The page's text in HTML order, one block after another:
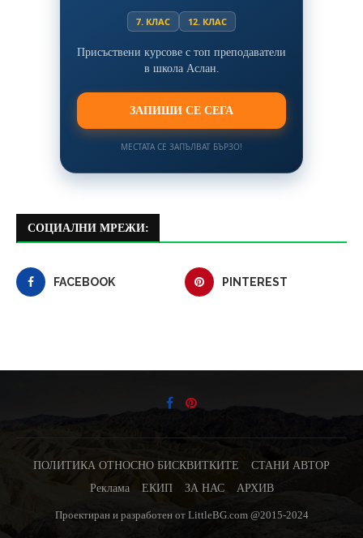
7. КЛАС 12. КЛАС
Присъствени курсове с топ преподаватели
в школа Аслан.
ЗАПИШИ СЕ СЕГА
МЕСТАТА СЕ ЗАПЪЛВАТ БЪРЗО!
СОЦИАЛНИ МРЕЖИ:
FACEBOOK PINTEREST
ПОЛИТИКА ОТНОСНО БИСКВИТКИТЕ
СТАНИ АВТОР
Реклама
ЕКИП ЗА НАС АРХИВ
Проектиран и разработен от LittleBG.com @2015-2024